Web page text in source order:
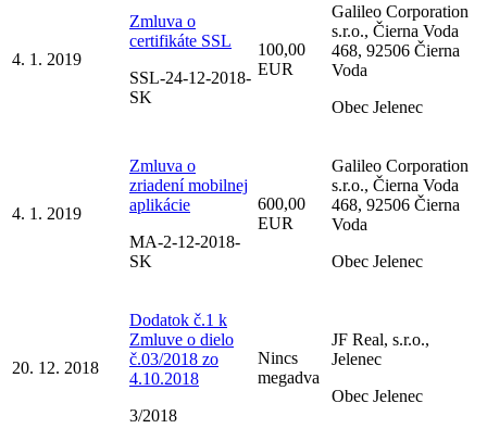
4. 1. 2019
Zmluva o
certifikáte SSL
SSL-24-12-2018-
SK
100,00
EUR
Galileo Corporation
s.r.o., Čierna Voda
468, 92506 Čierna
Voda
Obec Jelenec
4. 1. 2019
Zmluva o
zriadení mobilnej
aplikácie
MA-2-12-2018-
SK
600,00
EUR
Galileo Corporation
s.r.o., Čierna Voda
468, 92506 Čierna
Voda
Obec Jelenec
20. 12. 2018
Dodatok č.1 k
Zmluve o dielo
č.03/2018 zo
4.10.2018
3/2018
Nincs
megadva
JF Real, s.r.o.,
Jelenec
Obec Jelenec